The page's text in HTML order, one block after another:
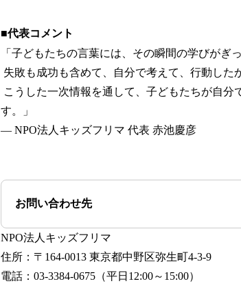
■代表コメント
「子どもたちの言葉には、その瞬間の学びがぎ
失敗も成功も含めて、自分で考えて、行動した
こうした一次情報を通して、子どもたちが自
す。」
— NPO法人キッズフリマ 代表 赤池慶彦
お問い合わせ先
NPO法人キッズフリマ
住所：〒164-0013 東京都中野区弥生町4-3-9
電話：03-3384-0675（平日12:00～15:00）